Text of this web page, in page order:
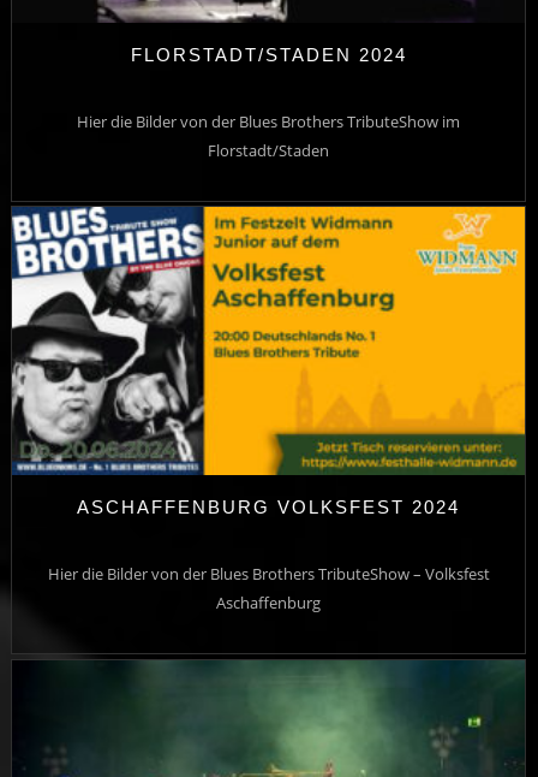
FLORSTADT/STADEN 2024
Hier die Bilder von der Blues Brothers TributeShow im
Florstadt/Staden
ASCHAFFENBURG VOLKSFEST 2024
Hier die Bilder von der Blues Brothers TributeShow – Volksfest
Aschaffenburg